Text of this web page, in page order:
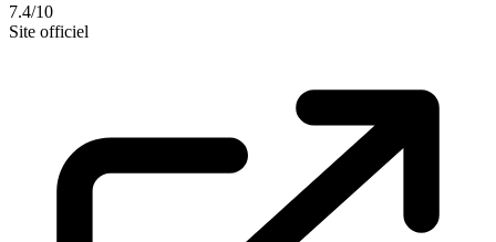
7.4/10
Site officiel